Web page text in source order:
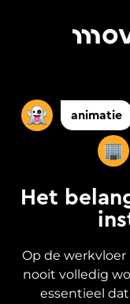
animatie
Het
Op de
nooit volledig
essentieel